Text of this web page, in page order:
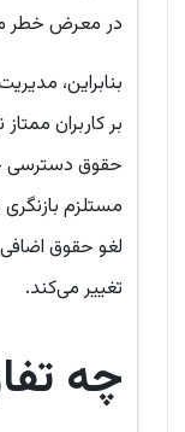
در معرض خطر
بنابراین،
بر کاربران
حقوق دسترسی
مستلزم
لغو حقوق
تغییر می‌کند.